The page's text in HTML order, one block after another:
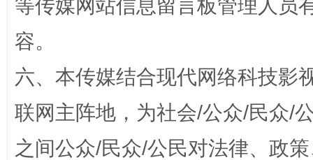
东山县通报“牛蛙产品抗生素超标问题” 法
等传媒网站信息留言板管理人员
容。
六、本传媒结合现代网络科技影
联网主阵地，为社会/公众/民众/
之间公众/民众/公民对法律、政